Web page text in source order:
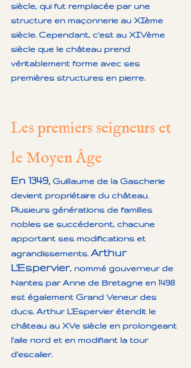
siècle, qui fut remplacée par une
structure en maçonnerie au XIème
siècle. Cependant, c'est au XIVème
siècle que le château prend
véritablement forme avec ses
premières structures en pierre.
Les premiers seigneurs et
le Moyen Âge
En 1349, Guillaume de la Gascherie
devient propriétaire du château.
Plusieurs générations de familles
nobles se succéderont, chacune
apportant ses modifications et
agrandissements. Arthur
L'Espervier, nommé gouverneur de
Nantes par Anne de Bretagne en 1498
est également Grand Veneur des
ducs. Arthur L’Espervier étendit le
château au XVe siècle en prolongeant
l'aile nord et en modifiant la tour
d'escalier.